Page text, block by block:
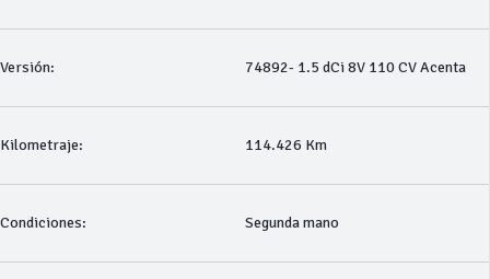
Versión: 74892- 1.5 dCi 8V 110 CV Acenta
Kilometraje: 114.426 Km
Condiciones: Segunda mano